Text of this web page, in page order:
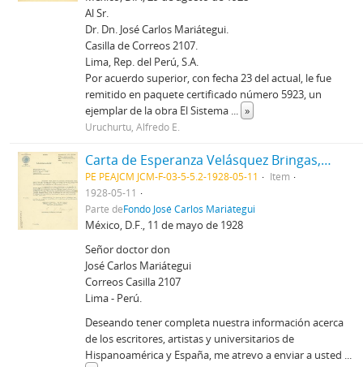
Al Sr.
Dr. Dn. José Carlos Mariátegui.
Casilla de Correos 2107.
Lima, Rep. del Perú, S.A.
Por acuerdo superior, con fecha 23 del actual, le fue
remitido en paquete certificado número 5923, un
ejemplar de la obra El Sistema ... »
Uruchurtu, Alfredo E.
Carta de Esperanza Velásquez Bringas, 11/5/1928
PE PEAJCM JCM-F-03-5-5.2-1928-05-11
Item
1928-05-11
Parte deFondo José Carlos Mariátegui
México, D.F., 11 de mayo de 1928
Señor doctor don
José Carlos Mariátegui
Correos Casilla 2107
Lima - Perú.
Deseando tener completa nuestra información acerca
de los escritores, artistas y universitarios de
Hispanoamérica y España, me atrevo a enviar a usted ...